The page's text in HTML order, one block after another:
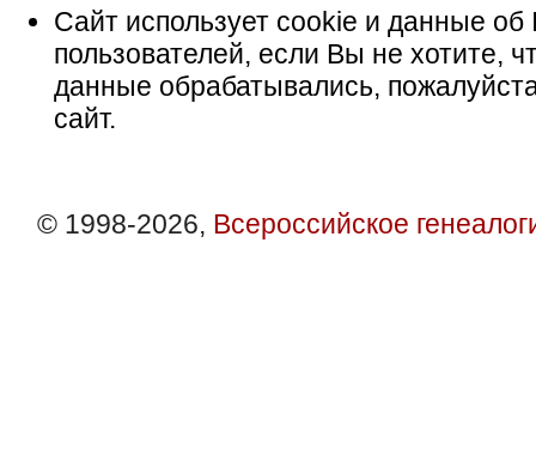
Сайт использует cookie и данные об
пользователей, если Вы не хотите,
данные обрабатывались,
сайт.
© 1998-2026, Всероссийское